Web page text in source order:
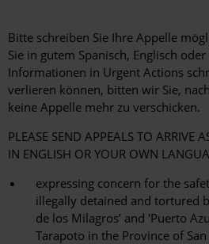
Bitte schreiben Sie Ihre Appelle
Sie in gutem Spanisch, Englisch
Informationen in Urgent Actions
verlieren können, bitten wir Sie,
keine Appelle mehr zu verschicken.
PLEASE SEND APPEALS TO ARRIVE
IN ENGLISH OR YOUR OWN
expressing concern for the
illegally detained and tortured
de los Milagros’ and 'Puerto
Tarapoto in the Province of